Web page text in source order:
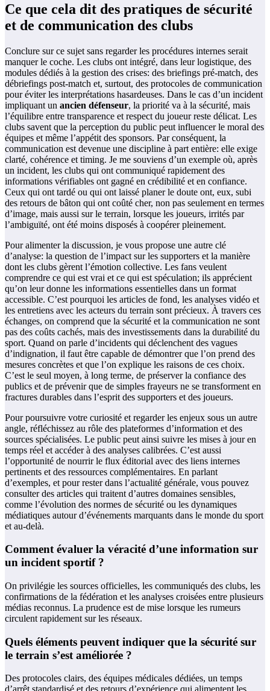
Ce que cela dit des pratiques de sécurité
et de communication des clubs
Conclure sur ce sujet sans regarder les procédures internes serait
manquer le coche. Les clubs ont intégré, dans leur logistique, des
modules dédiés à la gestion des crises: des briefings pré-match, des
débriefings post-match et, surtout, des protocoles de communication
pour éviter les interprétations hasardeuses. Dans le cas d’un incident
impliquant un ancien défenseur, la priorité va à la sécurité, mais
l’équilibre entre transparence et respect du joueur reste délicat. Les
clubs savent que la perception du public peut influencer le moral des
équipes et même l’appétit des sponsors. Par conséquent, la
communication est devenue une discipline à part entière: elle exige
clarté, cohérence et timing. Je me souviens d’un exemple où, après
un incident, les clubs qui ont communiqué rapidement des
informations vérifiables ont gagné en crédibilité et en confiance.
Ceux qui ont tardé ou qui ont laissé planer le doute ont, eux, subi
des retours de bâton qui ont coûté cher, non pas seulement en termes
d’image, mais aussi sur le terrain, lorsque les joueurs, irrités par
l’ambiguïté, ont été moins disposés à coopérer pleinement.
Pour alimenter la discussion, je vous propose une autre clé
d’analyse: la question de l’impact sur les supporters et la manière
dont les clubs gèrent l’émotion collective. Les fans veulent
comprendre ce qui est vrai et ce qui est spéculation; ils apprécient
qu’on leur donne les informations essentielles dans un format
accessible. C’est pourquoi les articles de fond, les analyses vidéo et
les entretiens avec les acteurs du terrain sont précieux. À travers ces
échanges, on comprend que la sécurité et la communication ne sont
pas des coûts cachés, mais des investissements dans la durabilité du
sport. Quand on parle d’incidents qui déclenchent des vagues
d’indignation, il faut être capable de démontrer que l’on prend des
mesures concrètes et que l’on explique les raisons de ces choix.
C’est le seul moyen, à long terme, de préserver la confiance des
publics et de prévenir que de simples frayeurs ne se transforment en
fractures durables dans l’esprit des supporters et des joueurs.
Pour poursuivre votre curiosité et regarder les enjeux sous un autre
angle, réfléchissez au rôle des plateformes d’information et des
sources spécialisées. Le public peut ainsi suivre les mises à jour en
temps réel et accéder à des analyses calibrées. C’est aussi
l’opportunité de nourrir le flux éditorial avec des liens internes
pertinents et des ressources complémentaires. En parlant
d’exemples, et pour rester dans l’actualité générale, vous pouvez
consulter des articles qui traitent d’autres domaines sensibles,
comme l’évolution des normes de sécurité ou les dynamiques
médiatiques autour d’événements marquants dans le monde du sport
et au-delà.
Comment évaluer la véracité d’une information sur
un incident sportif ?
On privilégie les sources officielles, les communiqués des clubs, les
confirmations de la fédération et les analyses croisées entre plusieurs
médias reconnus. La prudence est de mise lorsque les rumeurs
circulent rapidement sur les réseaux.
Quels éléments peuvent indiquer que la sécurité sur
le terrain s’est améliorée ?
Des protocoles clairs, des équipes médicales dédiées, un temps